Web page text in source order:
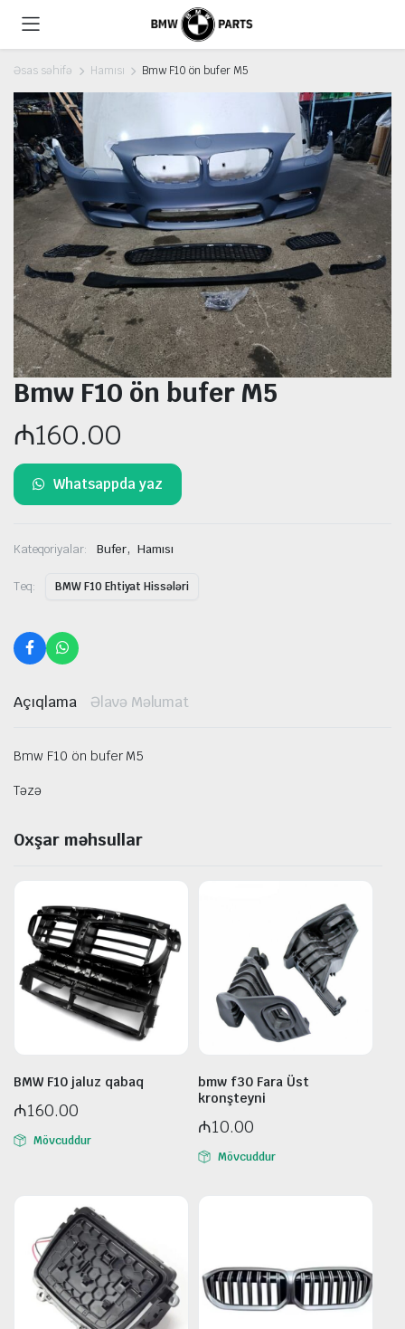
Əsas səhifə Hamısı Bmw F10 ön bufer M5
Bmw F10 ön bufer M5
₼160.00
Whatsappda yaz
Kateqoriyalar: Bufer, Hamısı
Teq: BMW F10 Ehtiyat Hissələri
Açıqlama Əlavə Məlumat
Bmw F10 ön bufer M5
Təzə
Oxşar məhsullar
BMW F10 jaluz qabaq
₼160.00
Mövcuddur
bmw f30 Fara Üst
kronşteyni
₼10.00
Mövcuddur